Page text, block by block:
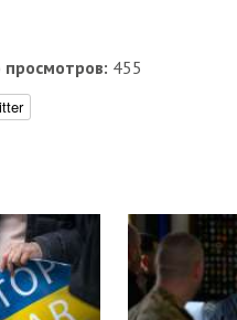
455